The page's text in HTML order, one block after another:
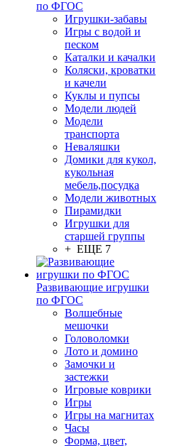
по ФГОС
Игрушки-забавы
Игры с водой и
песком
Каталки и качалки
Коляски, кроватки
и качели
Куклы и пупсы
Модели людей
Модели
транспорта
Неваляшки
Домики для кукол,
кукольная
мебель,посудка
Модели животных
Пирамидки
Игрушки для
старшей группы
+ ЕЩЕ 7
Развивающие игрушки
по ФГОС
Волшебные
мешочки
Головоломки
Лото и домино
Замочки и
застежки
Игровые коврики
Игры
Игры на магнитах
Часы
Форма, цвет,